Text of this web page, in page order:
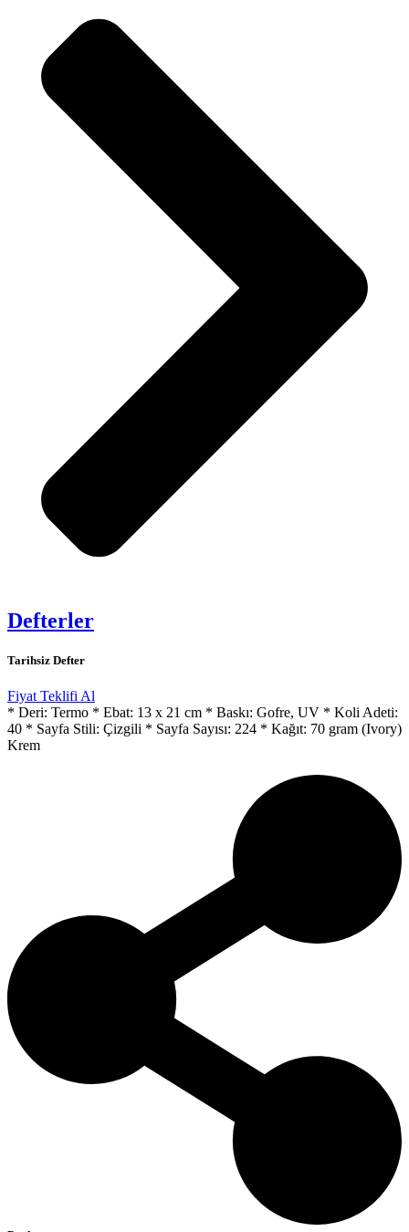
Defterler
Tarihsiz Defter
Fiyat Teklifi Al
* Deri: Termo * Ebat: 13 x 21 cm * Baskı: Gofre, UV * Koli Adeti:
40 * Sayfa Stili: Çizgili * Sayfa Sayısı: 224 * Kağıt: 70 gram (Ivory)
Krem